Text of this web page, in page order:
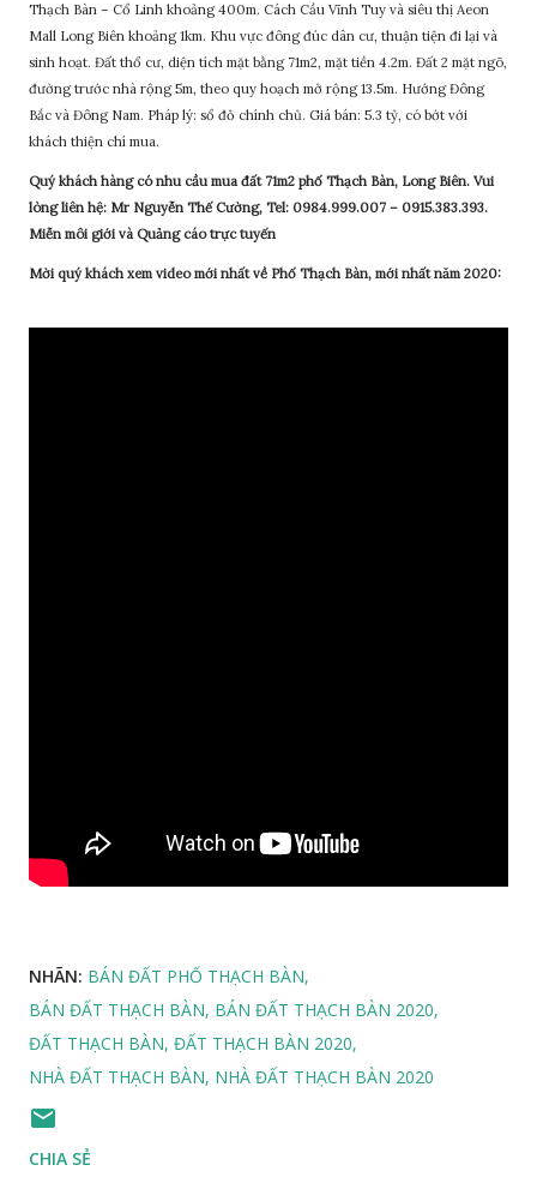
Thạch Bàn – Cổ Linh khoảng 400m. Cách Cầu Vĩnh Tuy và siêu thị Aeon
Mall Long Biên khoảng 1km. Khu vực đông đúc dân cư, thuận tiện đi lại và
sinh hoạt. Đất thổ cư, diện tích mặt bằng 71m2, mặt tiền 4.2m. Đất 2 mặt ngõ,
đường trước nhà rộng 5m, theo quy hoạch mở rộng 13.5m. Hướng Đông
Bắc và Đông Nam. Pháp lý: sổ đỏ chính chủ. Giá bán: 5.3 tỷ, có bớt với
khách thiện chí mua.
Quý khách hàng có nhu cầu mua đất 71m2 phố Thạch Bàn, Long Biên. Vui
lòng liên hệ: Mr Nguyễn Thế Cường, Tel: 0984.999.007 – 0915.383.393.
Miễn môi giới và Quảng cáo trực tuyến
Mời quý khách xem video mới nhất về Phố Thạch Bàn, mới nhất năm 2020:
NHÃN: BÁN ĐẤT PHỐ THẠCH BÀN
BÁN ĐẤT THẠCH BÀN BÁN ĐẤT THẠCH BÀN 2020
ĐẤT THẠCH BÀN ĐẤT THẠCH BÀN 2020
NHÀ ĐẤT THẠCH BÀN NHÀ ĐẤT THẠCH BÀN 2020
CHIA SẺ